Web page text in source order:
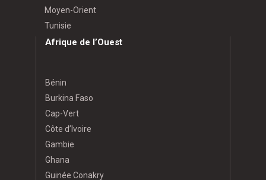
Moyen-Orient
Tunisie
Afrique de l’Ouest
Bénin
Burkina Faso
Cap-Vert
Côte d’Ivoire
Gambie
Ghana
Guinée Conakry